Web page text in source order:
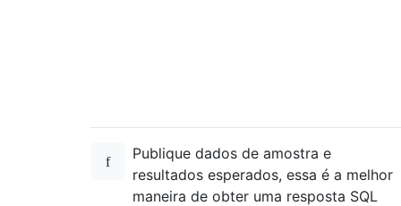
Publique dados de amostra e
resultados esperados, essa é a melhor
maneira de obter uma resposta SQL